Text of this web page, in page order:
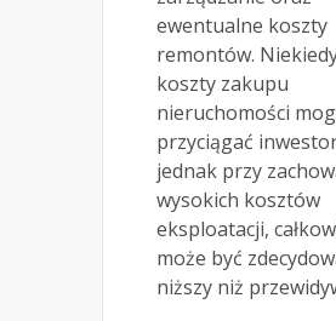
ewentualne koszty
remontów.
koszty zakupu
nieruchomości
przyciągać
jednak przy
wysokich kosztów
eksploatacji,
może być
niższy niż